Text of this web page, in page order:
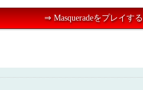
⇒ Masqueradeをプレイする